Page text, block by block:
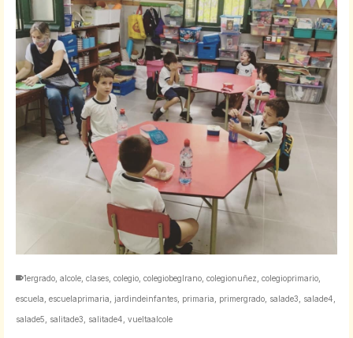
1ergrado alcole clases colegio colegiobeglrano colegionuñez colegioprimario
escuela escuelaprimaria jardindeinfantes primaria primergrado salade3 salade4
salade5 salitade3 salitade4 vueltaalcole